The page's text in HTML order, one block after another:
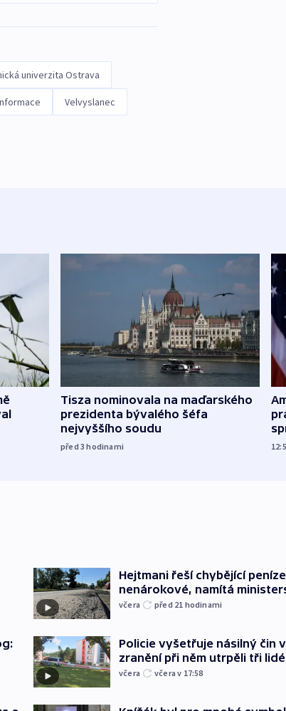
univerzita Ostrava
Velvyslanec
Tisza nominovala na maďarského
prezidenta bývalého šéfa
nejvyššího soudu
před 3hodinami
Hejtmani řeší chybějící
nenárokové, namítá
včera před 21 hodinami
Policie vyšetřuje násilný čin
zranění při něm utrpěli tři lidé
včera včera v 17:58